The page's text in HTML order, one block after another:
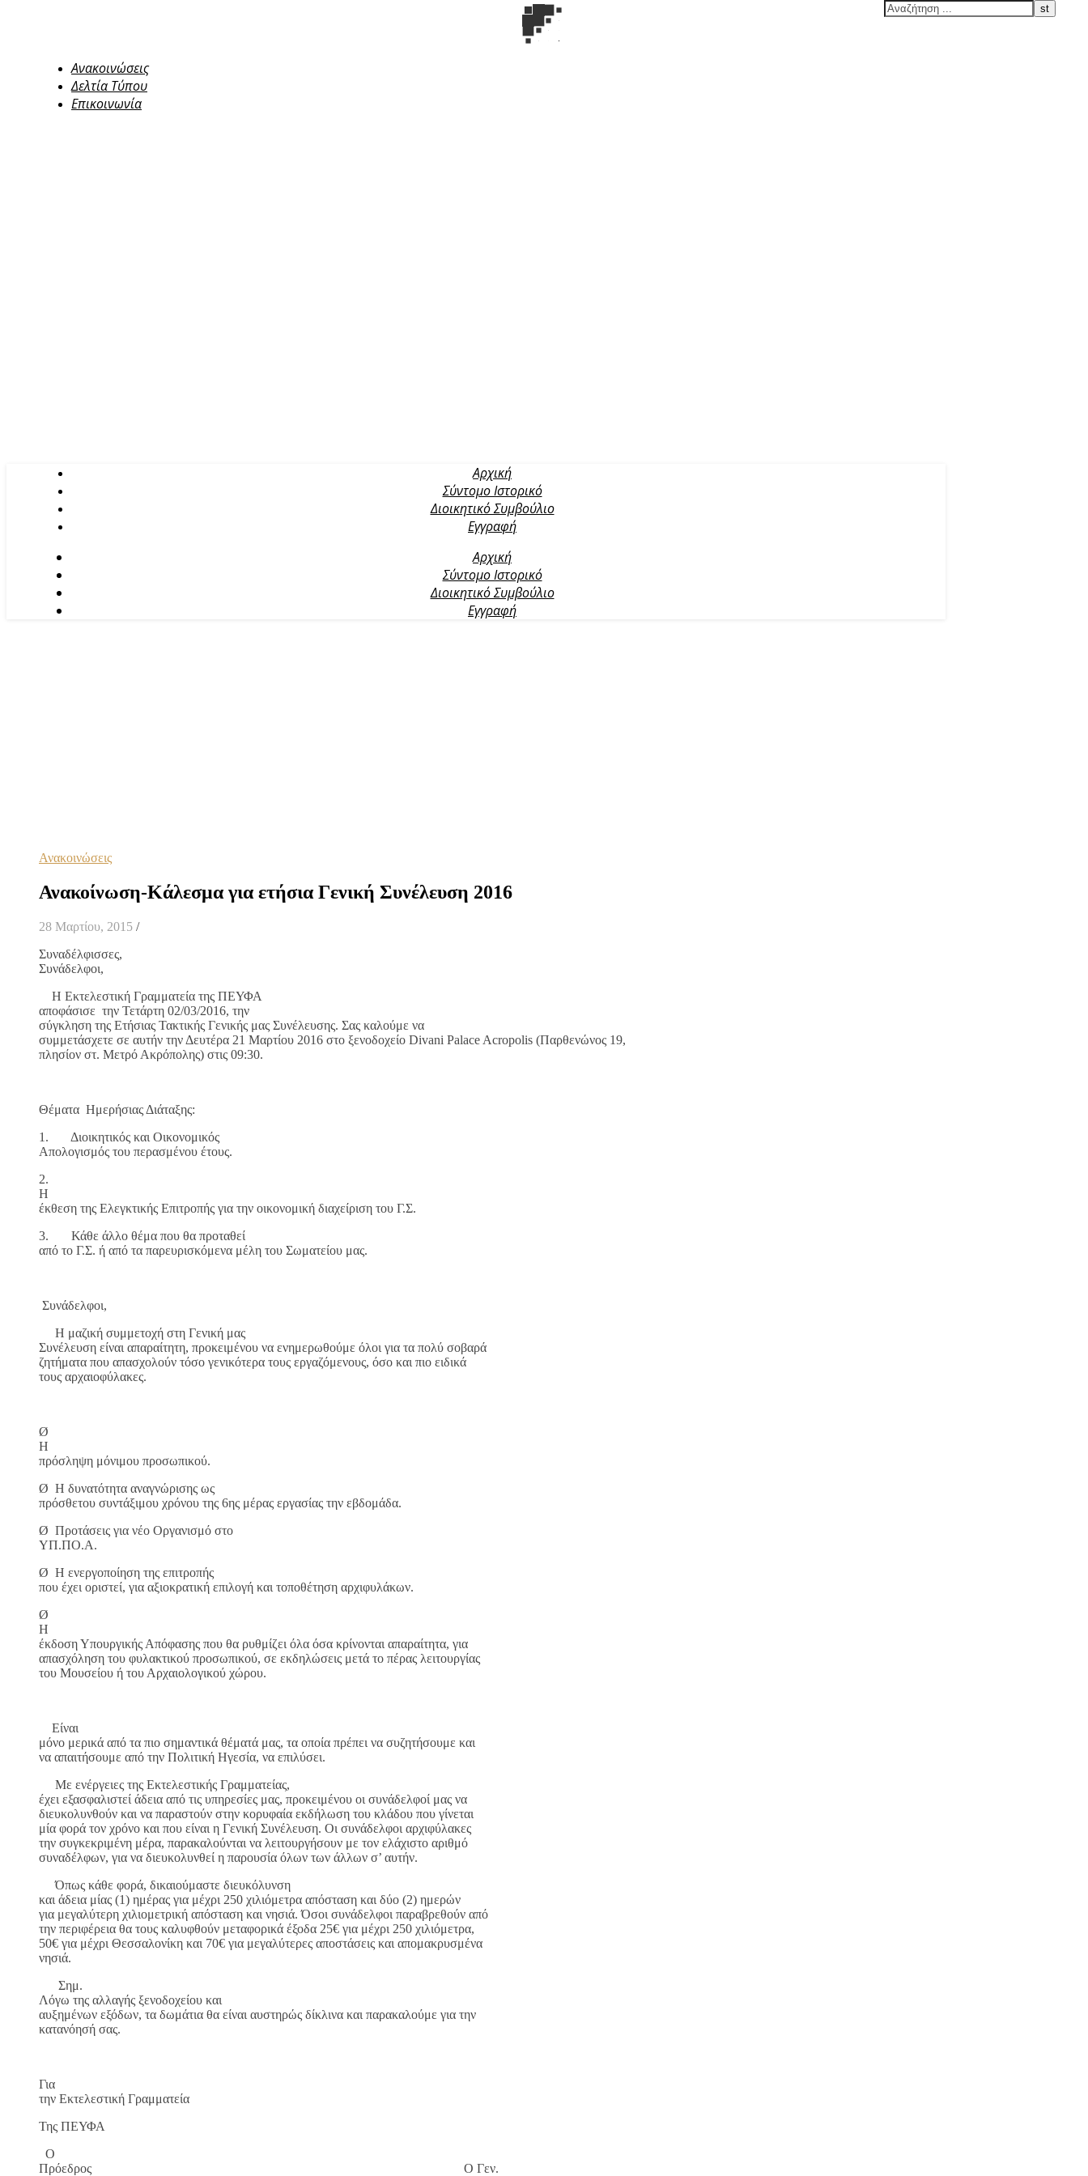
Ανακοινώσεις
Δελτία Τύπου
Επικοινωνία
Αρχική
Σύντομο Ιστορικό
Διοικητικό Συμβούλιο
Εγγραφή
Αρχική
Σύντομο Ιστορικό
Διοικητικό Συμβούλιο
Εγγραφή
Ανακοινώσεις
Ανακοίνωση-Κάλεσμα για ετήσια Γενική Συνέλευση 2016
28 Μαρτίου, 2015 /
Συναδέλφισσες,
Συνάδελφοι,
Η Εκτελεστική Γραμματεία της ΠΕΥΦΑ
αποφάσισε την Τετάρτη 02/03/2016, την
σύγκληση της Ετήσιας Τακτικής Γενικής μας Συνέλευσης. Σας καλούμε να
συμμετάσχετε σε αυτήν την Δευτέρα 21 Μαρτίου 2016 στο ξενοδοχείο Divani Palace Acropolis (Παρθενώνος 19,
πλησίον στ. Μετρό Ακρόπολης) στις 09:30.
Θέματα Ημερήσιας Διάταξης:
1. Διοικητικός και Οικονομικός
Απολογισμός του περασμένου έτους.
2.
Η
έκθεση της Ελεγκτικής Επιτροπής για την οικονομική διαχείριση του Γ.Σ.
3. Κάθε άλλο θέμα που θα προταθεί
από το Γ.Σ. ή από τα παρευρισκόμενα μέλη του Σωματείου μας.
Συνάδελφοι,
Η μαζική συμμετοχή στη Γενική μας
Συνέλευση είναι απαραίτητη, προκειμένου να ενημερωθούμε όλοι για τα πολύ σοβαρά
ζητήματα που απασχολούν τόσο γενικότερα τους εργαζόμενους, όσο και πιο ειδικά
τους αρχαιοφύλακες.
Ø
Η
πρόσληψη μόνιμου προσωπικού.
Ø Η δυνατότητα αναγνώρισης ως
πρόσθετου συντάξιμου χρόνου της 6ης μέρας εργασίας την εβδομάδα.
Ø Προτάσεις για νέο Οργανισμό στο
ΥΠ.ΠΟ.Α.
Ø Η ενεργοποίηση της επιτροπής
που έχει οριστεί, για αξιοκρατική επιλογή και τοποθέτηση αρχιφυλάκων.
Ø
Η
έκδοση Υπουργικής Απόφασης που θα ρυθμίζει όλα όσα κρίνονται απαραίτητα, για
απασχόληση του φυλακτικού προσωπικού, σε εκδηλώσεις μετά το πέρας λειτουργίας
του Μουσείου ή του Αρχαιολογικού χώρου.
Είναι
μόνο μερικά από τα πιο σημαντικά θέματά μας, τα οποία πρέπει να συζητήσουμε και
να απαιτήσουμε από την Πολιτική Ηγεσία, να επιλύσει.
Με ενέργειες της Εκτελεστικής Γραμματείας,
έχει εξασφαλιστεί άδεια από τις υπηρεσίες μας, προκειμένου οι συνάδελφοί μας να
διευκολυνθούν και να παραστούν στην κορυφαία εκδήλωση του κλάδου που γίνεται
μία φορά τον χρόνο και που είναι η Γενική Συνέλευση. Οι συνάδελφοι αρχιφύλακες
την συγκεκριμένη μέρα, παρακαλούνται να λειτουργήσουν με τον ελάχιστο αριθμό
συναδέλφων, για να διευκολυνθεί η παρουσία όλων των άλλων σ’ αυτήν.
Όπως κάθε φορά, δικαιούμαστε διευκόλυνση
και άδεια μίας (1) ημέρας για μέχρι 250 χιλιόμετρα απόσταση και δύο (2) ημερών
για μεγαλύτερη χιλιομετρική απόσταση και νησιά. Όσοι συνάδελφοι παραβρεθούν από
την περιφέρεια θα τους καλυφθούν μεταφορικά έξοδα 25€ για μέχρι 250 χιλιόμετρα,
50€ για μέχρι Θεσσαλονίκη και 70€ για μεγαλύτερες αποστάσεις και απομακρυσμένα
νησιά.
Σημ.
Λόγω της αλλαγής ξενοδοχείου και
αυξημένων εξόδων, τα δωμάτια θα είναι αυστηρώς δίκλινα και παρακαλούμε για την
κατανόησή σας.
Για
την Εκτελεστική Γραμματεία
Της ΠΕΥΦΑ
Ο
Πρόεδρος Ο Γεν.